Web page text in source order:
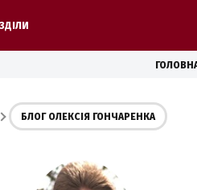
БЛОГ ОЛЕКСІЯ ГОНЧАРЕНКА